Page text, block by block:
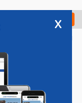
Check in
x